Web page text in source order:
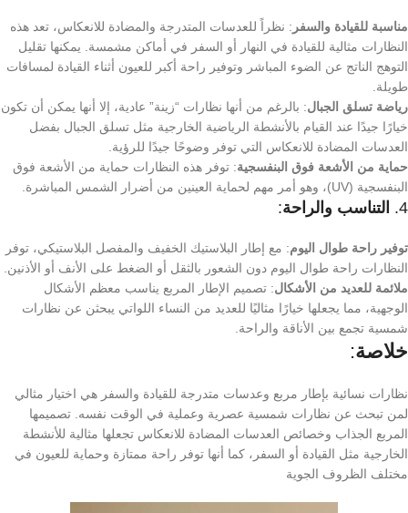
مناسبة للقيادة والسفر : نظراً للعدسات المتدرجة والمضادة للانعكاس، تعد هذه
النظارات مثالية للقيادة في النهار أو السفر في أماكن مشمسة. يمكنها تقليل
التوهج الناتج عن الضوء المباشر وتوفير راحة أكبر للعيون أثناء القيادة لمسافات
طويلة.
رياضة تسلق الجبال: بالرغم من أنها نظارات “زينة” عادية، إلا أنها يمكن أن تكون
خيارًا جيدًا عند القيام بالأنشطة الرياضية الخارجية مثل تسلق الجبال بفضل
العدسات المضادة للانعكاس التي توفر وضوحًا جيدًا للرؤية.
حماية من الأشعة فوق البنفسجية: توفر هذه النظارات حماية من الأشعة فوق
البنفسجية (UV)، وهو أمر مهم لحماية العينين من أضرار الشمس المباشرة.
4. التناسب والراحة:
توفير راحة طوال اليوم: مع إطار البلاستيك الخفيف والمفصل البلاستيكي، توفر
النظارات راحة طوال اليوم دون الشعور بالثقل أو الضغط على الأنف أو الأذنين.
ملائمة للعديد من الأشكال: تصميم الإطار المربع يناسب معظم الأشكال
الوجهية، مما يجعلها خيارًا مثاليًا للعديد من النساء اللواتي يبحثن عن نظارات
شمسية تجمع بين الأناقة والراحة.
خلاصة:
نظارات نسائية بإطار مربع وعدسات متدرجة للقيادة والسفر هي اختيار مثالي
لمن تبحث عن نظارات شمسية عصرية وعملية في الوقت نفسه. تصميمها
المربع الجذاب وخصائص العدسات المضادة للانعكاس تجعلها مثالية للأنشطة
الخارجية مثل القيادة أو السفر، كما أنها توفر راحة ممتازة وحماية للعيون في
مختلف الظروف الجوية